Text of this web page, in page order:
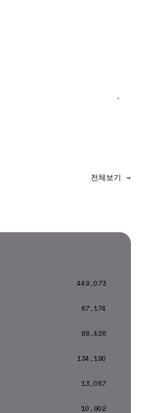
전체보기 →
449,073
67,174
88,426
134,190
13,057
10,902